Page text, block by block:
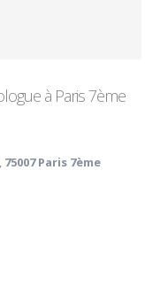
à Paris 7ème
75007 Paris 7ème